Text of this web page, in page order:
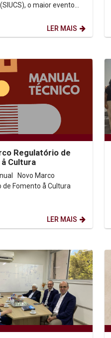
o maior evento
LER MAIS
Regulatório de
Cultura
Marco
de Fomento å Cultura
LER MAIS